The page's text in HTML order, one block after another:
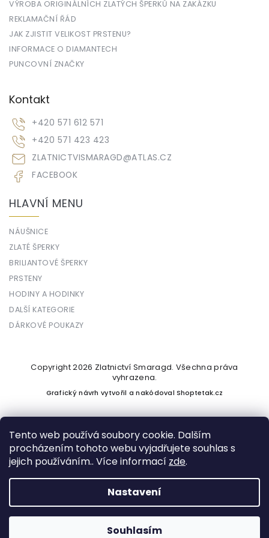
Tento web používá soubory cookie. Dalším
procházením tohoto webu vyjadřujete souhlas s
jejich používáním.. Více informací zde.
Nastavení
Souhlasím
VÝROBA ORIGINÁLNÍCH ZLATÝCH ŠPERKŮ NA ZAKÁZKU
REKLAMAČNÍ ŘÁD
JAK ZJISTIT VELIKOST PRSTENU?
INFORMACE O DIAMANTECH
PUNCOVNÍ ZNAČKY
Kontakt
ZLATNICTVISMARAGD@ATLAS.CZ
+420 571 612 571
+420 571 423 423
FACEBOOK
HLAVNÍ MENU
NÁUŠNICE
ZLATÉ ŠPERKY
BRILIANTOVÉ ŠPERKY
PRSTENY
HODINY A HODINKY
DALŠÍ KATEGORIE
DÁRKOVÉ POUKAZY
Vytvořil Shoptet
Copyright 2026 Zlatnictví Smaragd. Všechna práva
vyhrazena.
Grafický návrh vytvořil a nakódovalShoptetak.cz
Podle zákona o evidenci tržeb je prodávající povinen vystavit
kupujícímu účtenku. Zároveň je povinen zaevidovat přijatou
tržbu u správce daně online; v případě technického výpadku
pak nejpozději do 48 hodin.